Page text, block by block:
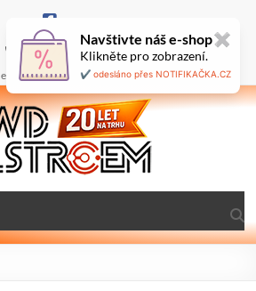
+420 777 687 800
ewd@ewdel.cz
🇬🇧
Navštivte náš e-shop✖
Klikněte pro zobrazení.
✔️ odesláno přes NOTIFIKAČKA.CZ